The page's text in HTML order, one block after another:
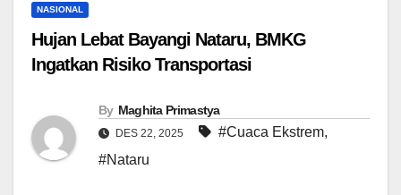
NASIONAL
Hujan Lebat Bayangi Nataru, BMKG
Ingatkan Risiko Transportasi
By Maghita Primastya
DES 22, 2025 #Cuaca Ekstrem,
#Nataru